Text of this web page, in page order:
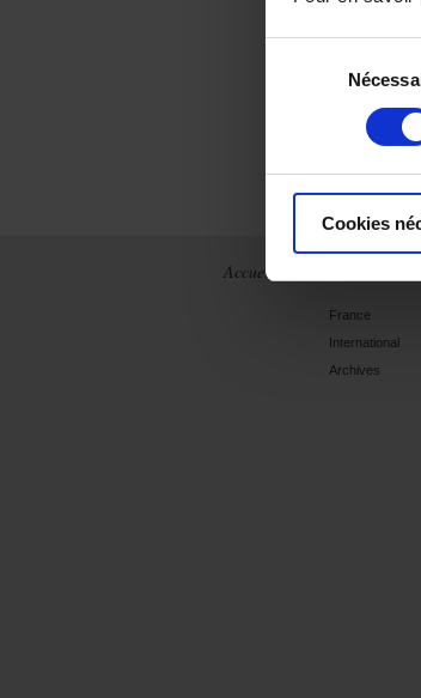
consentement
Cookies
Accueil
France
International
Archives